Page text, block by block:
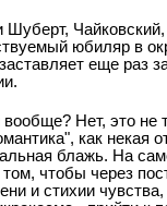
Шуберт,
юбиляр в
еще раз
вообще? Нет, это не
как некая
блажь. На
чтобы через
и стихии